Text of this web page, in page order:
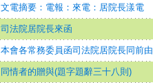
文電摘要：電報：來電：居院長漾電
司法院居院長來函
本會各常務委員函司法院居院長同前由
同情者的贈與(題字題辭三十八則)